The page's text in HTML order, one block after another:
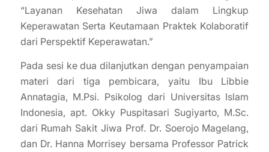
“Layanan Kesehatan Jiwa dalam Lingkup
Keperawatan Serta Keutamaan Praktek Kolaboratif
dari Perspektif Keperawatan.”
Pada sesi ke dua dilanjutkan dengan penyampaian
materi dari tiga pembicara, yaitu Ibu Libbie
Annatagia, M.Psi. Psikolog dari Universitas Islam
Indonesia, apt. Okky Puspitasari Sugiyarto, M.Sc.
dari Rumah Sakit Jiwa Prof. Dr. Soerojo Magelang,
dan Dr. Hanna Morrisey bersama Professor Patrick